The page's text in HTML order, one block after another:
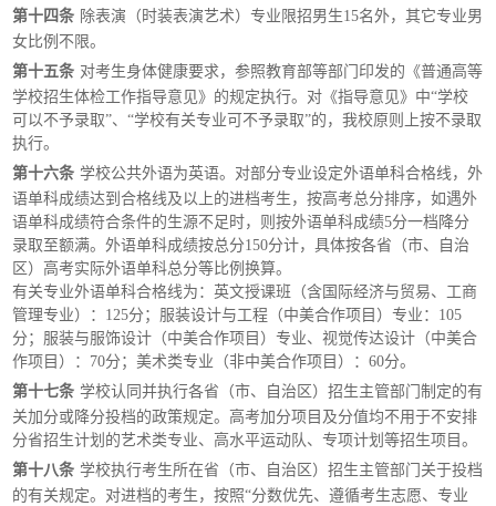
第十四条 除表演（时装表演艺术）专业限招男生15名外，其它专业男
女比例不限。
第十五条 对考生身体健康要求，参照教育部等部门印发的《普通高等
学校招生体检工作指导意见》的规定执行。对《指导意见》中“学校
可以不予录取”、“学校有关专业可不予录取”的，我校原则上按不录取
执行。
第十六条 学校公共外语为英语。对部分专业设定外语单科合格线，外
语单科成绩达到合格线及以上的进档考生，按高考总分排序，如遇外
语单科成绩符合条件的生源不足时，则按外语单科成绩5分一档降分
录取至额满。外语单科成绩按总分150分计，具体按各省（市、自治
区）高考实际外语单科总分等比例换算。
有关专业外语单科合格线为：英文授课班（含国际经济与贸易、工商
管理专业）： 125分；服装设计与工程（中美合作项目）专业：105
分；服装与服饰设计（中美合作项目）专业、视觉传达设计（中美合
作项目）：70分；美术类专业（非中美合作项目）：60分。
第十七条 学校认同并执行各省（市、自治区）招生主管部门制定的有
关加分或降分投档的政策规定。高考加分项目及分值均不用于不安排
分省招生计划的艺术类专业、高水平运动队、专项计划等招生项目。
第十八条 学校执行考生所在省（市、自治区）招生主管部门关于投档
的有关规定。对进档的考生，按照“分数优先、遵循考生志愿、专业